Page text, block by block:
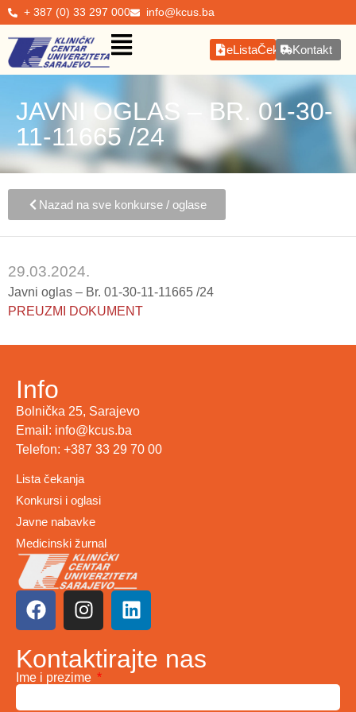
+ 387 (0) 33 297 000 info@kcus.ba
eListaČekanjaKontakt
JAVNI OGLAS – BR. 01-30-
11-11665 /24
Nazad na sve konkurse / oglase
29.03.2024.
Javni oglas – Br. 01-30-11-11665 /24
PREUZMI DOKUMENT
Info
Bolnička 25, Sarajevo
Email: info@kcus.ba
Telefon: +387 33 29 70 00
Lista čekanja
Konkursi i oglasi
Javne nabavke
Medicinski žurnal
Kontaktirajte nas
Ime i prezime